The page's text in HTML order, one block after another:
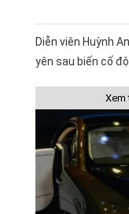
Diễn viên Huỳnh
yên sau biến cố
Xem